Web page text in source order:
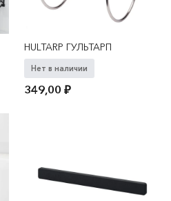
HULTARP ГУЛЬТАРП
Нет в наличии
349,00₽